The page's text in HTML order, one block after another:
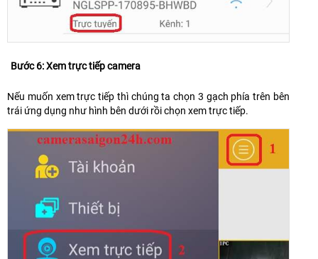
Bước 6: Xem trực tiếp camera
Nếu muốn xem trực tiếp thì chúng ta chọn 3 gạch phía trên bên
trái ứng dụng như hình bên dưới rồi chọn xem trực tiếp.